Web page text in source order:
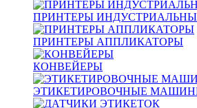
ПРИНТЕРЫ
ПРИНТЕРЫ АППЛИКАТОРЫ
КОНВЕЙЕРЫ
ЭТИКЕТИРОВОЧНЫЕ